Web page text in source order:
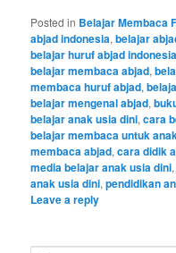
Posted in Belajar Membaca
abjad indonesia,belajar
belajar huruf abjad indonesia
belajar membaca abjad,
membaca huruf abjad,
belajar mengenal abjad,
belajar anak usia dini,cara
belajar membaca untuk
membaca abjad,cara didik
media belajar anak usia dini
anak usia dini,pendidikan
Leave a reply